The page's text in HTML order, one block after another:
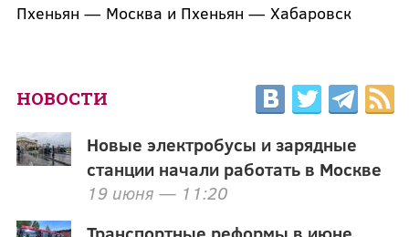
Пхеньян — Москва и Пхеньян — Хабаровск
НОВОСТИ
Новые электробусы и зарядные
станции начали работать в Москве
19 июня — 11:20